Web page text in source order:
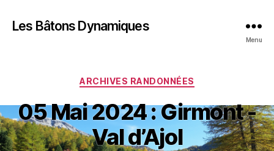
Les Bâtons Dynamiques
Menu
Catégories
ARCHIVES RANDONNÉES
05 Mai 2024 : Girmont -
Val d’Ajol